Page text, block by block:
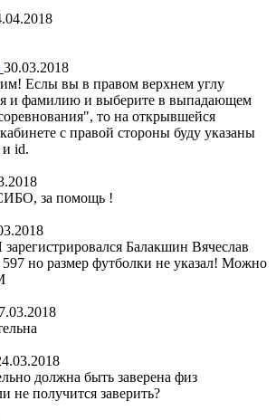
30.03.2018
Еслы вы в правом верхнем углу
и фамилию и выберите в выпадающем
то на открывшейся
с правой стороны буду указаны
id.
за помощь !
Балакшин Вячеслав
но размер футболки не указал! Можно
должна быть заверена физ
не получится заверить?